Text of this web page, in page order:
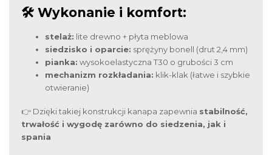
🛠️ Wykonanie i komfort:
stelaż: lite drewno + płyta meblowa
siedzisko i oparcie: sprężyny bonell (drut 2,4 mm)
pianka: wysokoelastyczna T30 o grubości 3 cm
mechanizm rozkładania: klik-klak (łatwe i szybkie
otwieranie)
👉 Dzięki takiej konstrukcji kanapa zapewnia stabilność,
trwałość i wygodę zarówno do siedzenia, jak i
spania